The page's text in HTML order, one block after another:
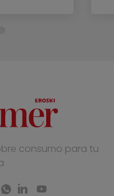
consumo para tu